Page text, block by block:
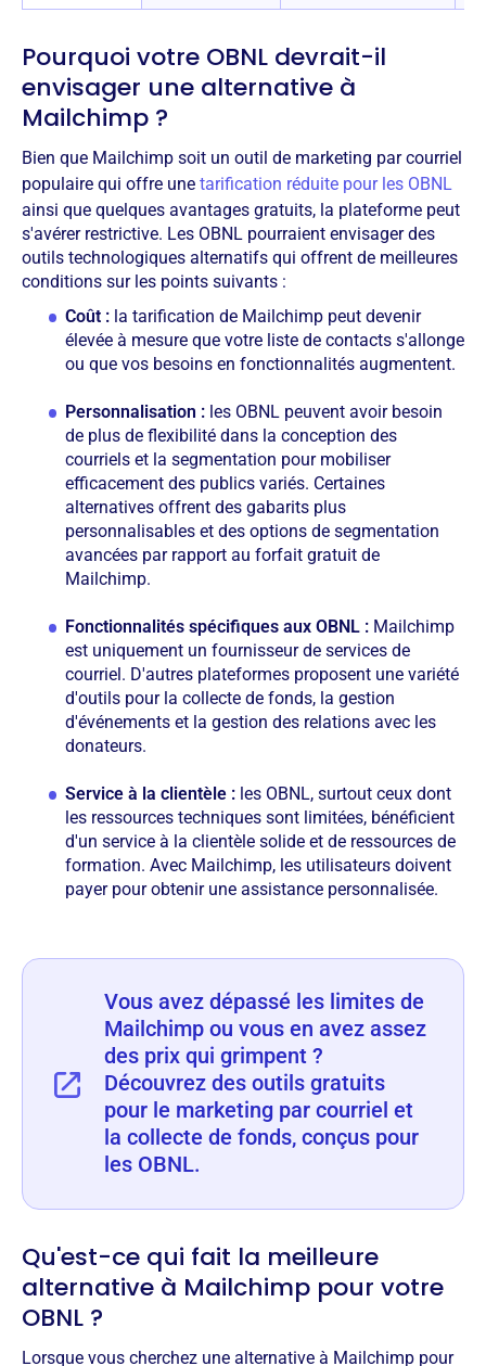
Pourquoi votre OBNL devrait-il
envisager une alternative à
Mailchimp ?
Bien que Mailchimp soit un outil de marketing par courriel
populaire qui offre une tarification réduite pour les OBNL
ainsi que quelques avantages gratuits, la plateforme peut
s'avérer restrictive. Les OBNL pourraient envisager des
outils technologiques alternatifs qui offrent de meilleures
conditions sur les points suivants :
Coût : la tarification de Mailchimp peut devenir
élevée à mesure que votre liste de contacts s'allonge
ou que vos besoins en fonctionnalités augmentent.
Personnalisation : les OBNL peuvent avoir besoin
de plus de flexibilité dans la conception des
courriels et la segmentation pour mobiliser
efficacement des publics variés. Certaines
alternatives offrent des gabarits plus
personnalisables et des options de segmentation
avancées par rapport au forfait gratuit de
Mailchimp.
Fonctionnalités spécifiques aux OBNL : Mailchimp
est uniquement un fournisseur de services de
courriel. D'autres plateformes proposent une variété
d'outils pour la collecte de fonds, la gestion
d'événements et la gestion des relations avec les
donateurs.
Service à la clientèle : les OBNL, surtout ceux dont
les ressources techniques sont limitées, bénéficient
d'un service à la clientèle solide et de ressources de
formation. Avec Mailchimp, les utilisateurs doivent
payer pour obtenir une assistance personnalisée.
Vous avez dépassé les limites de
Mailchimp ou vous en avez assez
des prix qui grimpent ?
Découvrez des outils gratuits
pour le marketing par courriel et
la collecte de fonds, conçus pour
les OBNL.
Qu'est-ce qui fait la meilleure
alternative à Mailchimp pour votre
OBNL ?
Lorsque vous cherchez une alternative à Mailchimp pour